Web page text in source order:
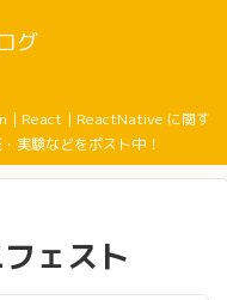
グ
｜React｜ReactNative に関す
実験などをポスト中！
ェスト